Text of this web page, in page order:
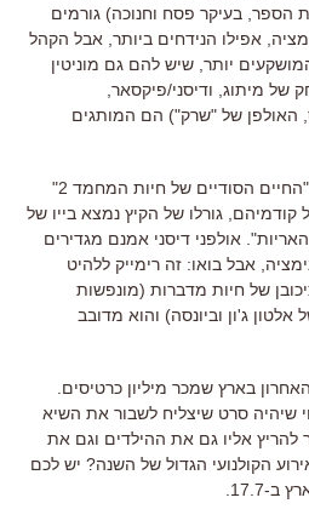
הספר בעיקר פסח וחנוכה) גורמים
אפילו הנידחים ביותר אבל הקהל
יותר שיש להם גם מוניטין
של מיתוג ודיסני/פיקסאר
האולפן של "שרק") הם המותגים
"החיים הסודיים של חיות המחמד 2"
קודמיהם גורלו של הקיץ נמצא בייו של
". אולפני דיסני אמנם מגדירים
אבל בואו: זה רימייק ללהיט
של חיות מדברות (מונפשות
אלטון ג'ון וביונסה) והוא מדובב
בארץ שמכר מיליון כרטיסים
שיהיה סרט שיצליח לשבור את השיא
להריץ אליו גם את ההילדים וגם את
הקולנועי הגדול של השנה? יש לכם
ב-17.7.